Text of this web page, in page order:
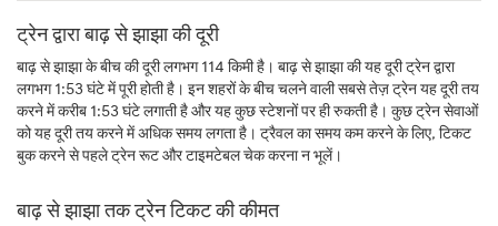
ट्रेन द्वारा बाढ़ से झाझा की दूरी
बाढ़ से झाझा के बीच की दूरी लगभग 114 किमी है। बाढ़ से झाझा की यह दूरी ट्रेन द्वारा
लगभग 1:53 घंटे में पूरी होती है। इन शहरों के बीच चलने वाली सबसे तेज़ ट्रेन यह दूरी तय
करने में करीब 1:53 घंटे लगाती है और यह कुछ स्टेशनों पर ही रुकती है। कुछ ट्रेन सेवाओं
को यह दूरी तय करने में अधिक समय लगता है। ट्रैवल का समय कम करने के लिए, टिकट
बुक करने से पहले ट्रेन रूट और टाइमटेबल चेक करना न भूलें।
बाढ़ से झाझा तक ट्रेन टिकट की कीमत